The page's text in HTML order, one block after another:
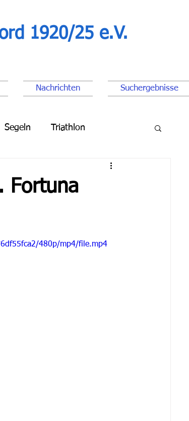
1920/25 e.V.
Nachrichten Suchergebnisse
Segeln Triathlon
Fortuna
480p/mp4/file.mp4